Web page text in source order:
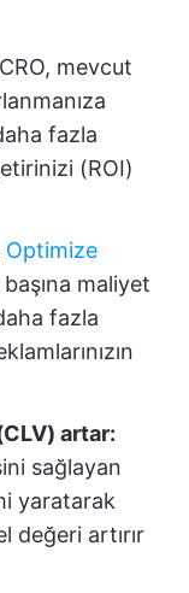
CRO, mevcut
fazla
(ROI)
Optimize
maliyet
fazla
artar:
sağlayan
yaratarak
değeri artırır